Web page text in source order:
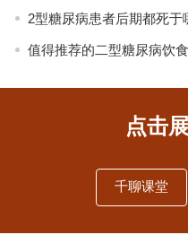
2型糖尿病患者后期都死于
值得推荐的二型糖尿病饮食
点击
千聊课堂